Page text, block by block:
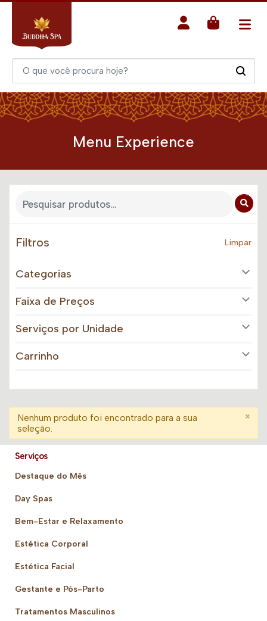
Menu Experience
Filtros Limpar
Categorias
Faixa de Preços
Serviços por Unidade
Carrinho
Nenhum produto foi encontrado para a sua
seleção.
×
Serviços
Destaque do Mês
Day Spas
Bem-Estar e Relaxamento
Estética Corporal
Estética Facial
Gestante e Pós-Parto
Tratamentos Masculinos